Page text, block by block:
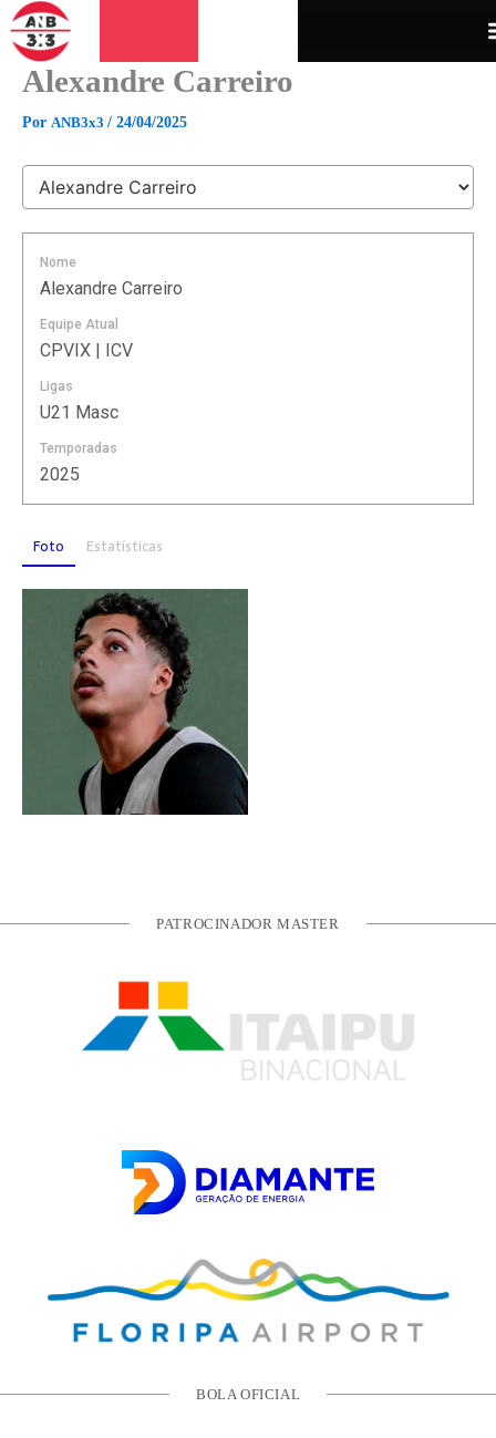
para
conteúdo
Alexandre Carreiro
Por ANB3x3 / 24/04/2025
Nome
Alexandre Carreiro
Equipe Atual
CPVIX | ICV
Ligas
U21 Masc
Temporadas
2025
Foto Estatísticas
PATROCINADOR MASTER
BOLA OFICIAL